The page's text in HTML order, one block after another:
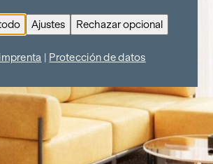
Ajustes Rechazar opcional
Protección de datos